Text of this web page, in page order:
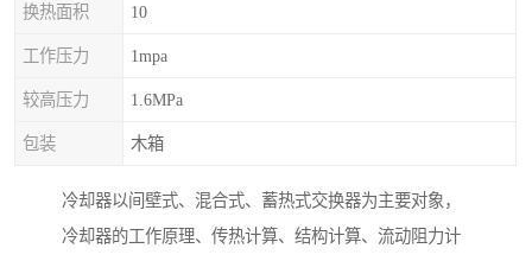
换热面积 10
工作压力 1mpa
较高压力 1.6MPa
包装 木箱
冷却器以间壁式、混合式、蓄热式交换器为主要对象，
冷却器的工作原理、传热计算、结构计算、流动阻力计